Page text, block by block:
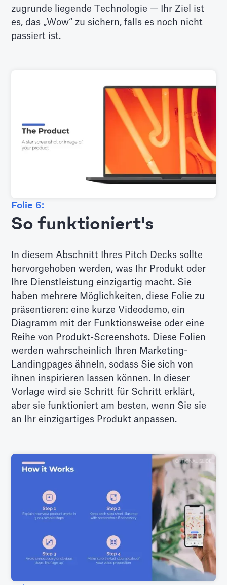
zugrunde liegende Technologie — Ihr Ziel ist
es, das „Wow“ zu sichern, falls es noch nicht
passiert ist.
Folie 6:
So funktioniert's
In diesem Abschnitt Ihres Pitch Decks sollte
hervorgehoben werden, was Ihr Produkt oder
Ihre Dienstleistung einzigartig macht. Sie
haben mehrere Möglichkeiten, diese Folie zu
präsentieren: eine kurze Videodemo, ein
Diagramm mit der Funktionsweise oder eine
Reihe von Produkt-Screenshots. Diese Folien
werden wahrscheinlich Ihren Marketing-
Landingpages ähneln, sodass Sie sich von
ihnen inspirieren lassen können. In dieser
Vorlage wird sie Schritt für Schritt erklärt,
aber sie funktioniert am besten, wenn Sie sie
an Ihr einzigartiges Produkt anpassen.